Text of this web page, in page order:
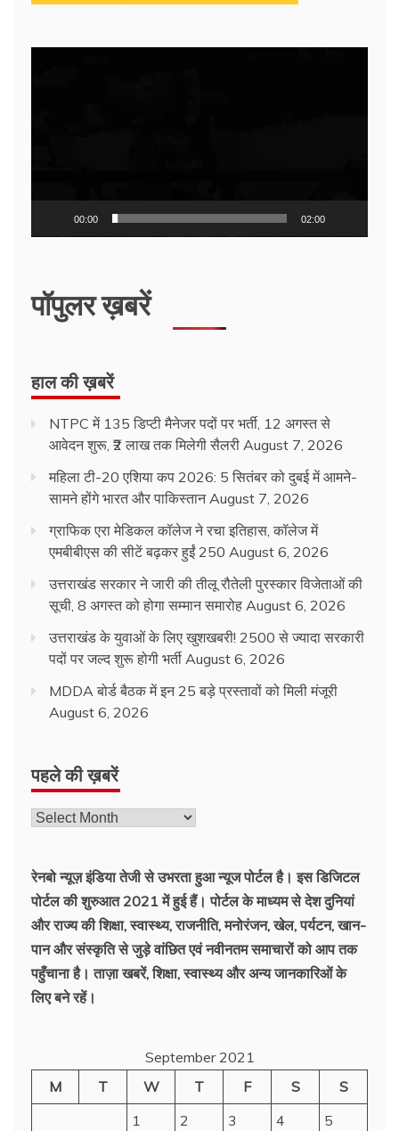
00:00 02:00
पॉपुलर ख़बरें
हाल की ख़बरें
NTPC में 135 डिप्टी मैनेजर पदों पर भर्ती, 12 अगस्त से
आवेदन शुरू, ₹2 लाख तक मिलेगी सैलरी August 7, 2026
महिला टी-20 एशिया कप 2026: 5 सितंबर को दुबई में आमने-
सामने होंगे भारत और पाकिस्तान August 7, 2026
ग्राफिक एरा मेडिकल कॉलेज ने रचा इतिहास, कॉलेज में
एमबीबीएस की सीटें बढ़कर हुईं 250 August 6, 2026
उत्तराखंड सरकार ने जारी की तीलू रौतेली पुरस्कार विजेताओं की
सूची, 8 अगस्त को होगा सम्मान समारोह August 6, 2026
उत्तराखंड के युवाओं के लिए खुशखबरी! 2500 से ज्यादा सरकारी
पदों पर जल्द शुरू होगी भर्ती August 6, 2026
MDDA बोर्ड बैठक में इन 25 बड़े प्रस्तावों को मिली मंजूरी
August 6, 2026
पहले की ख़बरें
रेनबो न्यूज़ इंडिया तेजी से उभरता हुआ न्‍यूज पोर्टल है। इस डिजिटल
पोर्टल की शुरुआत 2021 में हुई हैं। पोर्टल के माध्यम से देश दुनियां
और राज्य की शिक्षा, स्वास्थ्य, राजनीति, मनोरंजन, खेल, पर्यटन, खान-
पान और संस्कृति से जुड़े वांछित एवं नवीनतम समाचारों को आप तक
पहुँचाना है। ताज़ा खबरें, शिक्षा, स्वास्थ्य और अन्य जानकारिओं के
लिए बने रहें।
September 2021
M
T W T F S
S
1
2 3 4
5